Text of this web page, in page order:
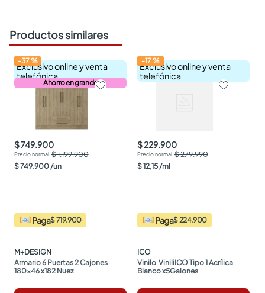
Productos similares
Exclusivo online y venta
telefónica
Ahorro en grande
-37%
$ 749.900
$ 1.199.900
$749.900 /un
Paga$ 719.900
M+DESIGN
Armario 6 Puertas 2 Cajones
180x46 x182 Nuez
Exclusivo online y venta
telefónica
-17%
$ 229.900
$ 279.990
$12,15 /ml
Paga$ 224.900
ICO
Vinilo  ViniliICO Tipo 1 Acrílica
Blanco x5Galones